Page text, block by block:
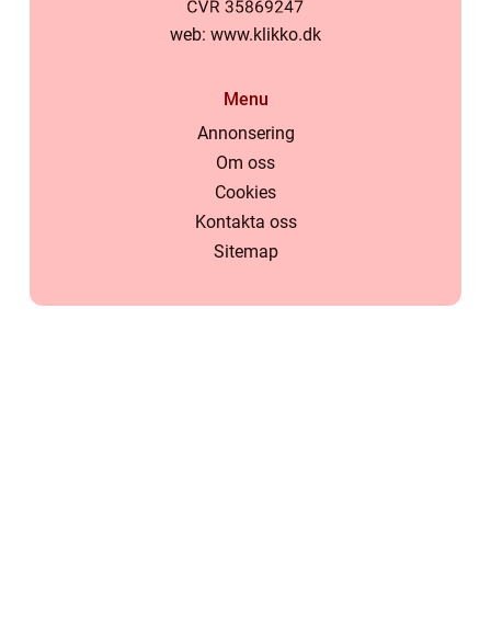
web: www.klikko.dk
Menu
Annonsering
Om oss
Cookies
Kontakta oss
Sitemap